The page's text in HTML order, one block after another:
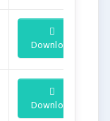
Download
Download